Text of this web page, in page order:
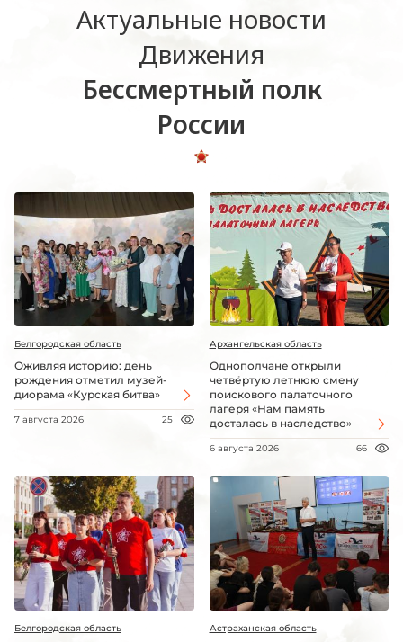
Актуальные новости
Движения
Бессмертный полк
России
Белгородская область
Оживляя историю: день
рождения отметил музей-
диорама «Курская битва»
7 августа 2026 25
Архангельская область
Однополчане открыли
четвёртую летнюю смену
поискового палаточного
лагеря «Нам память
досталась в наследство»
6 августа 2026 66
Белгородская область Астраханская область